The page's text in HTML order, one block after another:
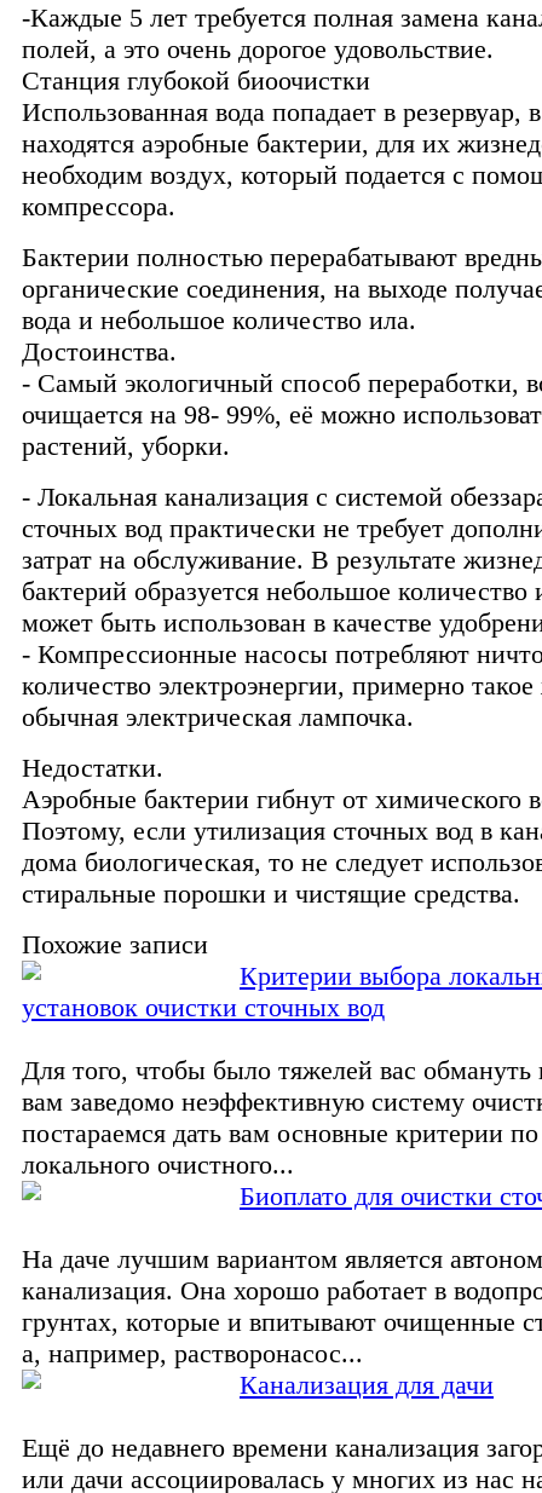
-Каждые 5 лет требуется полная замена
полей, а это очень дорогое удовольствие.
Станция глубокой биоочистки
Использованная вода попадает в резервуар,
находятся аэробные бактерии, для их
необходим воздух, который подается с
компрессора.
Бактерии полностью перерабатывают
органические соединения, на выходе
вода и небольшое количество ила.
Достоинства.
- Самый экологичный способ переработки,
очищается на 98- 99%, её можно
растений, уборки.
- Локальная канализация с системой
сточных вод практически не требует
затрат на обслуживание. В результате
бактерий образуется небольшое
может быть использован в качестве
- Компрессионные насосы потребляют
количество электроэнергии, примерно
обычная электрическая лампочка.
Недостатки.
Аэробные бактерии гибнут от химического
Поэтому, если утилизация сточных вод в
дома биологическая, то не следует
стиральные порошки и чистящие средства.
Похожие записи
Критерии выбора
установок очистки сточных вод
Для того, чтобы было тяжелей вас обмануть
вам заведомо неэффективную систему
постараемся дать вам основные критерии
локального очистного...
Биоплато для очистки
На даче лучшим вариантом является
канализация. Она хорошо работает в
грунтах, которые и впитывают очищенные
а, например, растворонасос...
Канализация для дачи
Ещё до недавнего времени канализация
или дачи ассоциировалась у многих из нас